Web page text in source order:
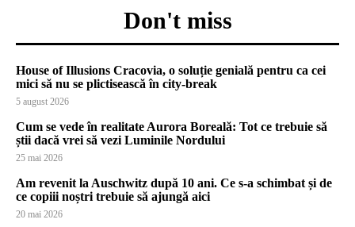
Don't miss
House of Illusions Cracovia, o soluție genială pentru ca cei
mici să nu se plictisească în city-break
5 august 2026
Cum se vede în realitate Aurora Boreală: Tot ce trebuie să
știi dacă vrei să vezi Luminile Nordului
25 mai 2026
Am revenit la Auschwitz după 10 ani. Ce s-a schimbat și de
ce copiii noștri trebuie să ajungă aici
20 mai 2026